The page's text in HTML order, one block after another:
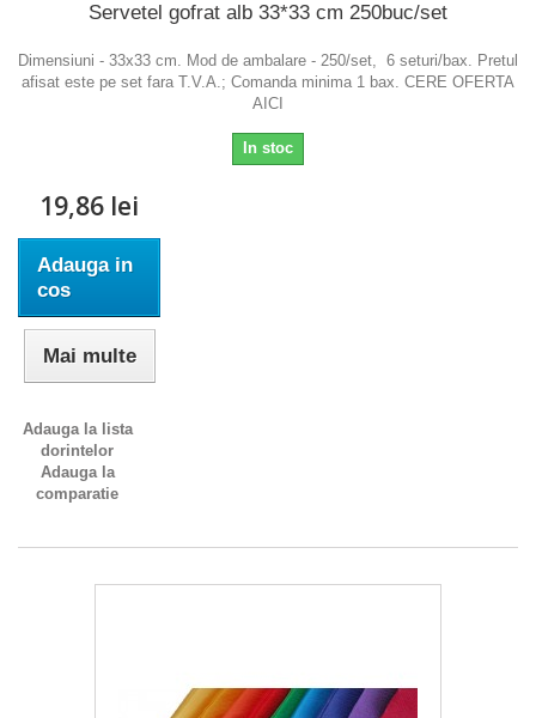
Servetel gofrat alb 33*33 cm 250buc/set
Dimensiuni - 33x33 cm. Mod de ambalare - 250/set, 6 seturi/bax. Pretul
afisat este pe set fara T.V.A.; Comanda minima 1 bax. CERE OFERTA
AICI
In stoc
19,86 lei
Adauga in
cos
Mai multe
Adauga la lista
dorintelor
Adauga la
comparatie